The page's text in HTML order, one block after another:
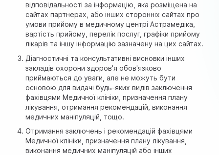
відповідальності за інформацію, яка розміщена на
сайтах партнерах, або інших сторонніх сайтах про
умови прийому в медичному центрі Астрамедіка,
вартість прийому, перелік послуг, графіки прийому
лікарів та іншу інформацію зазначену на цих сайтах.
Діагностичні та консультативні висновки інших
закладів охорони здоров'я обов'язково
приймаються до уваги, але не можуть бути
основою для видачі будь-яких видів заключення
фахівцями Медичної клініки, призначення плану
лікування, отримання рекомендацій, виконання
медичних маніпуляцій, тощо.
Отримання заключень і рекомендацій фахівцями
Медичної клініки, призначення плану лікування,
виконання медичних маніпуляцій або інших